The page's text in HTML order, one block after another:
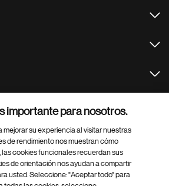
importante para nosotros.
mejorar su experiencia al visitar nuestras
de rendimiento nos muestran cómo
las cookies funcionales recuerdan sus
de orientación nos ayudan a compartir
usted. Seleccione: "Aceptar todo" para